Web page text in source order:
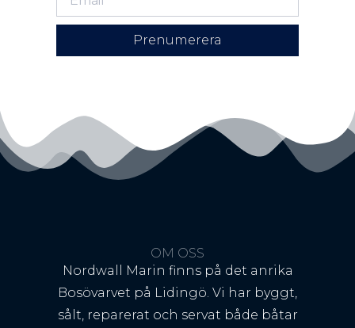
Prenumerera
OM OSS
Nordwall Marin finns på det anrika
Bosövarvet på Lidingö. Vi har byggt,
sålt, reparerat och servat både båtar